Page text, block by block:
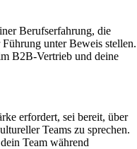
Berufserfahrung, die
unter Beweis stellen.
B2B-Vertrieb und deine
erfordert, sei bereit, über
Teams zu sprechen.
Team während